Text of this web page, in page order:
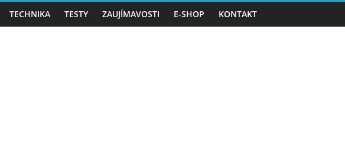
TECHNIKA TESTY ZAUJÍMAVOSTI E-SHOP KONTAKT